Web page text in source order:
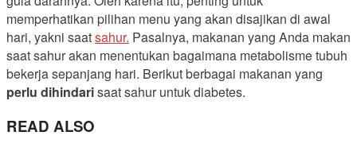
memperhatikan pilihan menu yang akan disajikan di awal
hari, yakni saatsahur. Pasalnya, makanan yang Anda makan
saat sahur akan menentukan bagaimana metabolisme tubuh
bekerja sepanjang hari. Berikut berbagai makanan yang
perlu dihindarisaat sahur untuk diabetes.
READ ALSO